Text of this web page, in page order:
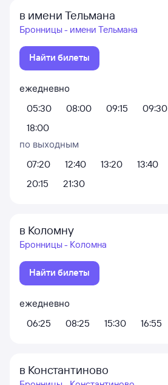
в имени Тельмана
Бронницы - имени Тельмана
Найти билеты
ежедневно
05:30
08:00 09:15 09:30
18:00
по выходным
07:20
12:40 13:20 13:40
20:15
21:30
в Коломну
Бронницы - Коломна
Найти билеты
ежедневно
06:25
08:25 15:30 16:55
в Константиново